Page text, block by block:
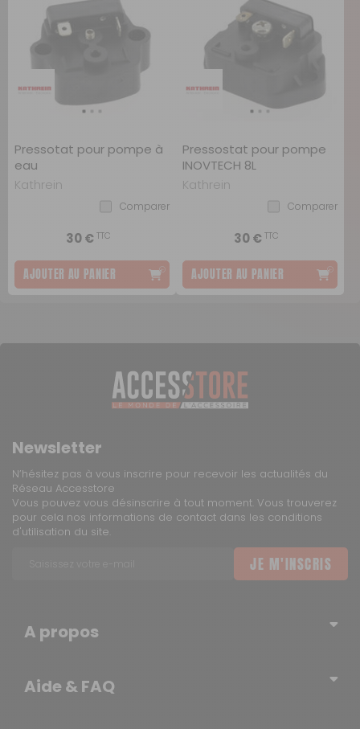
Pressotat pour pompe à
eau
Kathrein
Comparer
30 €TTC
AJOUTER AU PANIER
Pressostat pour pompe
INOVTECH 8L
Kathrein
Comparer
30 €TTC
AJOUTER AU PANIER
Newsletter
N’hésitez pas à vous inscrire pour recevoir les actualités du
Réseau Accesstore
Vous pouvez vous désinscrire à tout moment. Vous trouverez
pour cela nos informations de contact dans les conditions
d'utilisation du site.
JE M'INSCRIS
A propos
Blog – l’actualité du Réseau
Aide & FAQ